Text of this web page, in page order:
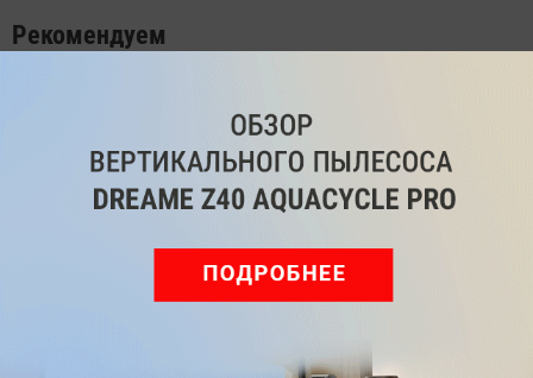
Рекомендуем